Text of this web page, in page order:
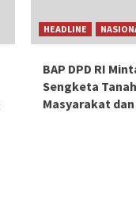
HEADLINE
BAP DPD RI
Sengketa
Masyarakat